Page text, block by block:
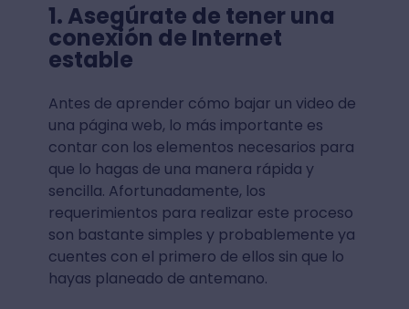
1. Asegúrate de tener una
conexión de Internet
estable
Antes de aprender cómo bajar un video de
una página web, lo más importante es
contar con los elementos necesarios para
que lo hagas de una manera rápida y
sencilla. Afortunadamente, los
requerimientos para realizar este proceso
son bastante simples y probablemente ya
cuentes con el primero de ellos sin que lo
hayas planeado de antemano.